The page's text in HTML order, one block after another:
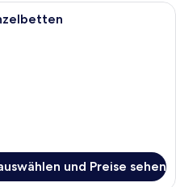
Ein Schlafzimmer mit einem
und Preise sehen